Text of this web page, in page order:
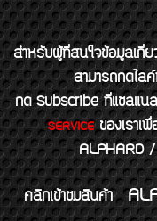
สำหรับผู้ที่สนใจข้อมูลเกี่
สามารถกดไล
กด Subscribe ที่แชลแ
SERVICEของเราเพื่
ALPHARD /
คลิกเข้าชมสินค้า